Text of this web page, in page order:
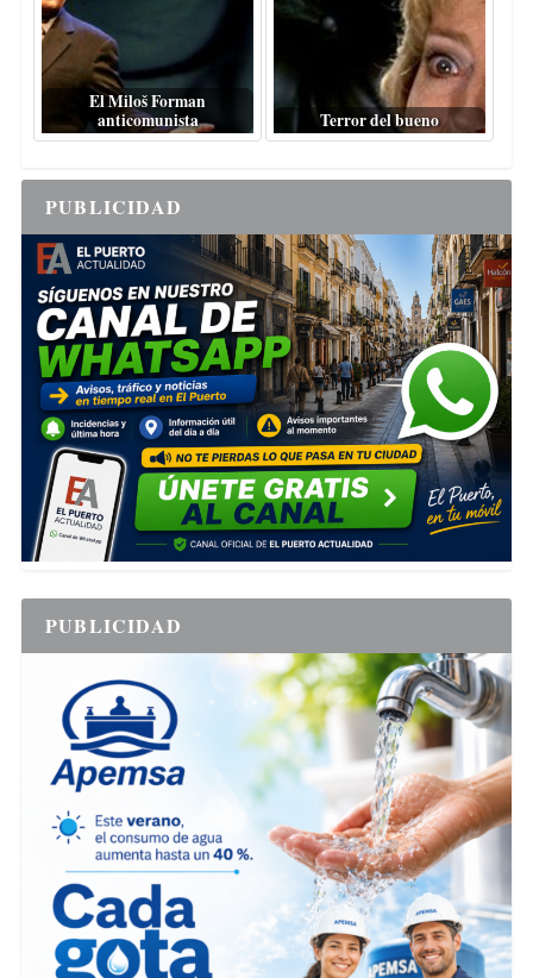
El Miloš Forman
anticomunista
Terror del bueno
PUBLICIDAD
PUBLICIDAD